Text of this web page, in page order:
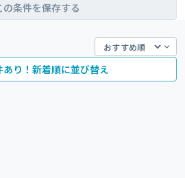
の条件を保存する
あり！新着順に並び替え